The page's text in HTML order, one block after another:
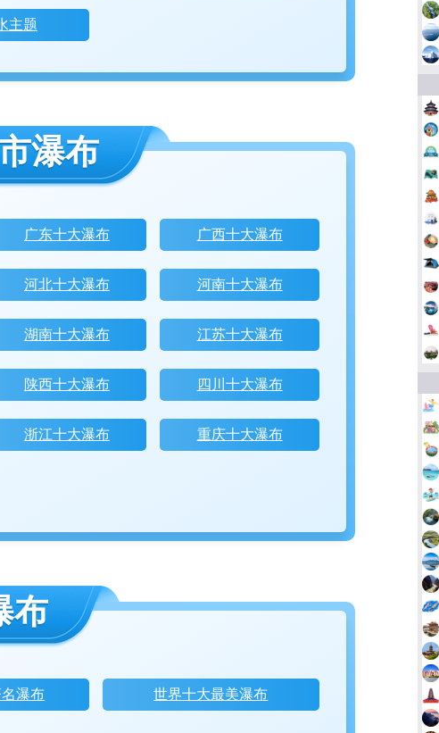
主题
瀑布
广东十大瀑布 广西十大瀑布
河北十大瀑布 河南十大瀑布
湖南十大瀑布 江苏十大瀑布
陕西十大瀑布 四川十大瀑布
浙江十大瀑布 重庆十大瀑布
布
瀑布 世界十大最美瀑布